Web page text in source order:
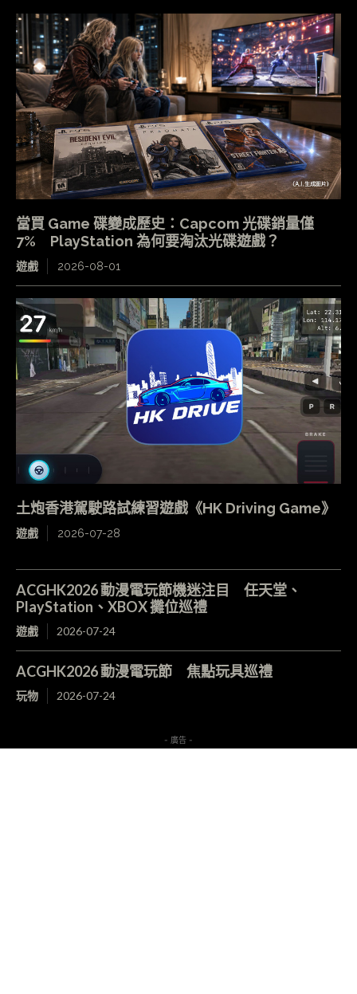
當買 Game 碟變成歷史：Capcom 光碟銷量僅
7% PlayStation 為何要淘汰光碟遊戲？
遊戲 2026-08-01
土炮香港駕駛路試練習遊戲《HK Driving Game》
遊戲 2026-07-28
ACGHK2026 動漫電玩節機迷注目 任天堂、
PlayStation、XBOX 攤位巡禮
遊戲 2026-07-24
ACGHK2026 動漫電玩節 焦點玩具巡禮
玩物 2026-07-24
- 廣告 -